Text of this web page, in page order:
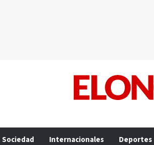
Sociedad Internacionales Deportes